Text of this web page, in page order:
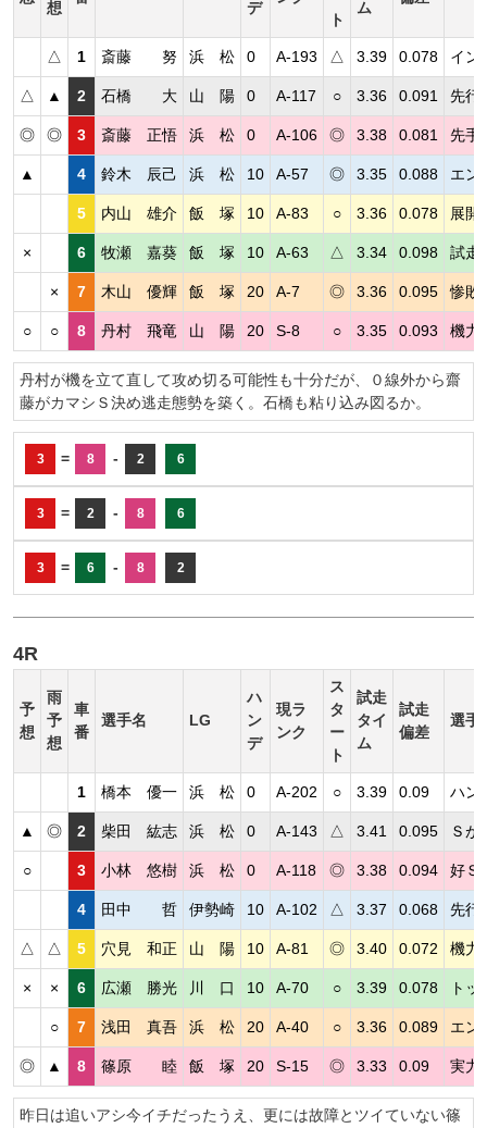
想
デ
ト
ム
△ 1 斎藤 努 浜 松 0 A-193 △ 3.39 0.078 イン
△ ▲ 2 石橋 大 山 陽 0 A-117 ○ 3.36 0.091 先行
◎ ◎ 3 斎藤 正悟 浜 松 0 A-106 ◎ 3.38 0.081 先手
▲ 4 鈴木 辰己 浜 松 10 A-57 ◎ 3.35 0.088 エン
5 内山 雄介 飯 塚 10 A-83 ○ 3.36 0.078 展開
× 6 牧瀬 嘉葵 飯 塚 10 A-63 △ 3.34 0.098 試走
× 7 木山 優輝 飯 塚 20 A-7 ◎ 3.36 0.095 惨敗
○ ○ 8 丹村 飛竜 山 陽 20 S-8 ○ 3.35 0.093 機力
丹村が機を立て直して攻め切る可能性も十分だが、０線外から齋
藤がカマシＳ決め逃走態勢を築く。石橋も粘り込み図るか。
3 = 8 - 2 6
3 = 2 - 8 6
3 = 6 - 8 2
4R
予
想
雨
予
想
車
番
選手名 LG
ハ
ン
デ
現ラ
ンク
ス
タ
ー
ト
試走
タイ
ム
試走
偏差
選手
1 橋本 優一 浜 松 0 A-202 ○ 3.39 0.09 ハン
▲ ◎ 2 柴田 紘志 浜 松 0 A-143 △ 3.41 0.095 Ｓが
○ 3 小林 悠樹 浜 松 0 A-118 ◎ 3.38 0.094 好Ｓ
4 田中 哲 伊勢崎 10 A-102 △ 3.37 0.068 先行
△ △ 5 穴見 和正 山 陽 10 A-81 ◎ 3.40 0.072 機力
× × 6 広瀬 勝光 川 口 10 A-70 ○ 3.39 0.078 ト
○ 7 浅田 真吾 浜 松 20 A-40 ○ 3.36 0.089 エン
◎ ▲ 8 篠原 睦 飯 塚 20 S-15 ◎ 3.33 0.09 実力
昨日は追いアシ今イチだったうえ、更には故障とツイていない篠